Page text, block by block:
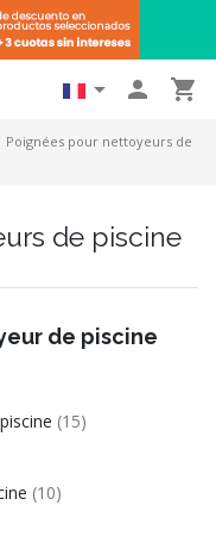
  
Poignées pour nettoyeurs de
de piscine
de piscine
(15)
(10)